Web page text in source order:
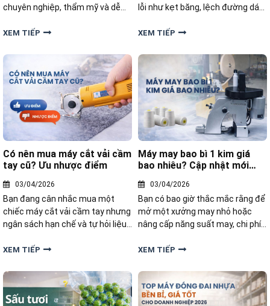
chuyên nghiệp, thẩm mỹ và dễ
loại máy với đủ công suất, giá cả
tìm ra máy bọc màng co trái dừa
loại nào tốt?
XEM TIẾP
lỗi như kẹt băng, lệch đường dán
bài viết này, chúng tôi sẽ chia sẻ
máy dán băng keo định kỳ từ A-Z.
XEM TIẾP
Có nên mua máy cắt vải cầm
tay cũ? Ưu nhược điểm
03/04/2026
Bạn đang cân nhắc mua một
chiếc máy cắt vải cầm tay nhưng
ngân sách hạn chế và tự hỏi liệu
Vậy có nên mua máy cắt vải cầm
ưu điểm và rủi ro khi đầu tư máy.
XEM TIẾP
Máy may bao bì 1 kim giá
bao nhiêu? Cập nhật mới
03/04/2026
Bạn có bao giờ thắc mắc rằng để
mở một xưởng may nhỏ hoặc
nâng cấp năng suất may, chi phí
kim giá bao nhiêu? Bài viết này sẽ
bạn hiểu rõ các yếu tố ảnh hưởng
XEM TIẾP